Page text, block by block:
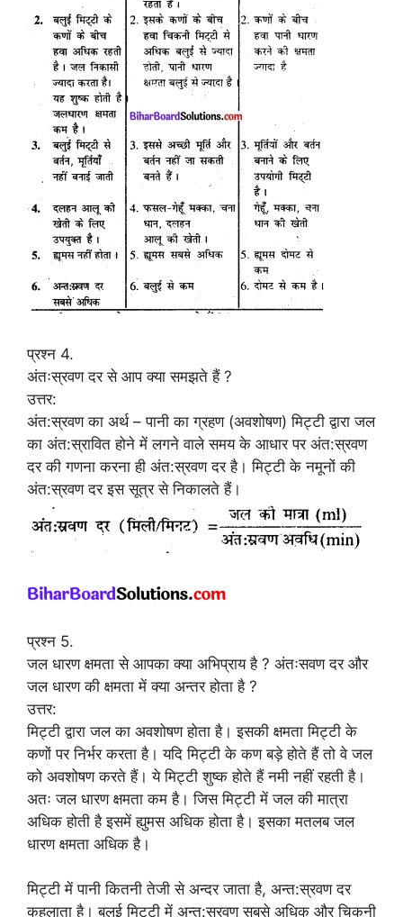
प्रश्न 4.
अंतःस्रवण दर से आप क्या समझते हैं ?
उत्तर:
अंत:स्रवण का अर्थ – पानी का ग्रहण (अवशोषण) मिट्टी द्वारा जल
का अंत:स्रावित होने में लगने वाले समय के आधार पर अंत:स्रवण
दर की गणना करना ही अंत:स्रवण दर है। मिट्टी के नमूनों की
अंत:स्रवण दर इस सूत्र से निकालते हैं।
प्रश्न 5.
जल धारण क्षमता से आपका क्या अभिप्राय है ? अंतःसवण दर और
जल धारण की क्षमता में क्या अन्तर होता है ?
उत्तर:
मिट्टी द्वारा जल का अवशोषण होता है। इसकी क्षमता मिट्टी के
कणों पर निर्भर करता है। यदि मिट्टी के कण बड़े होते हैं तो वे जल
को अवशोषण करते हैं। ये मिट्टी शुष्क होते हैं नमी नहीं रहती है।
अतः जल धारण क्षमता कम है। जिस मिट्टी में जल की मात्रा
अधिक होती है इसमें ह्युमस अधिक होता है। इसका मतलब जल
धारण क्षमता अधिक है।
मिट्टी में पानी कितनी तेजी से अन्दर जाता है, अन्त:स्रवण दर
कहलाता है। बलुई मिट्टी में अन्त:स्रवण सबसे अधिक और चिकनी